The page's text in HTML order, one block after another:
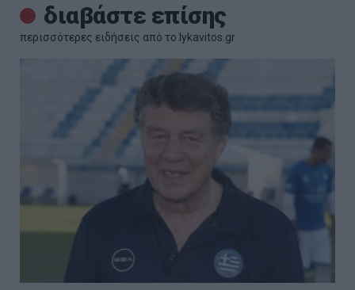
διαβάστε επίσης
περισσότερες ειδήσεις από το lykavitos.gr